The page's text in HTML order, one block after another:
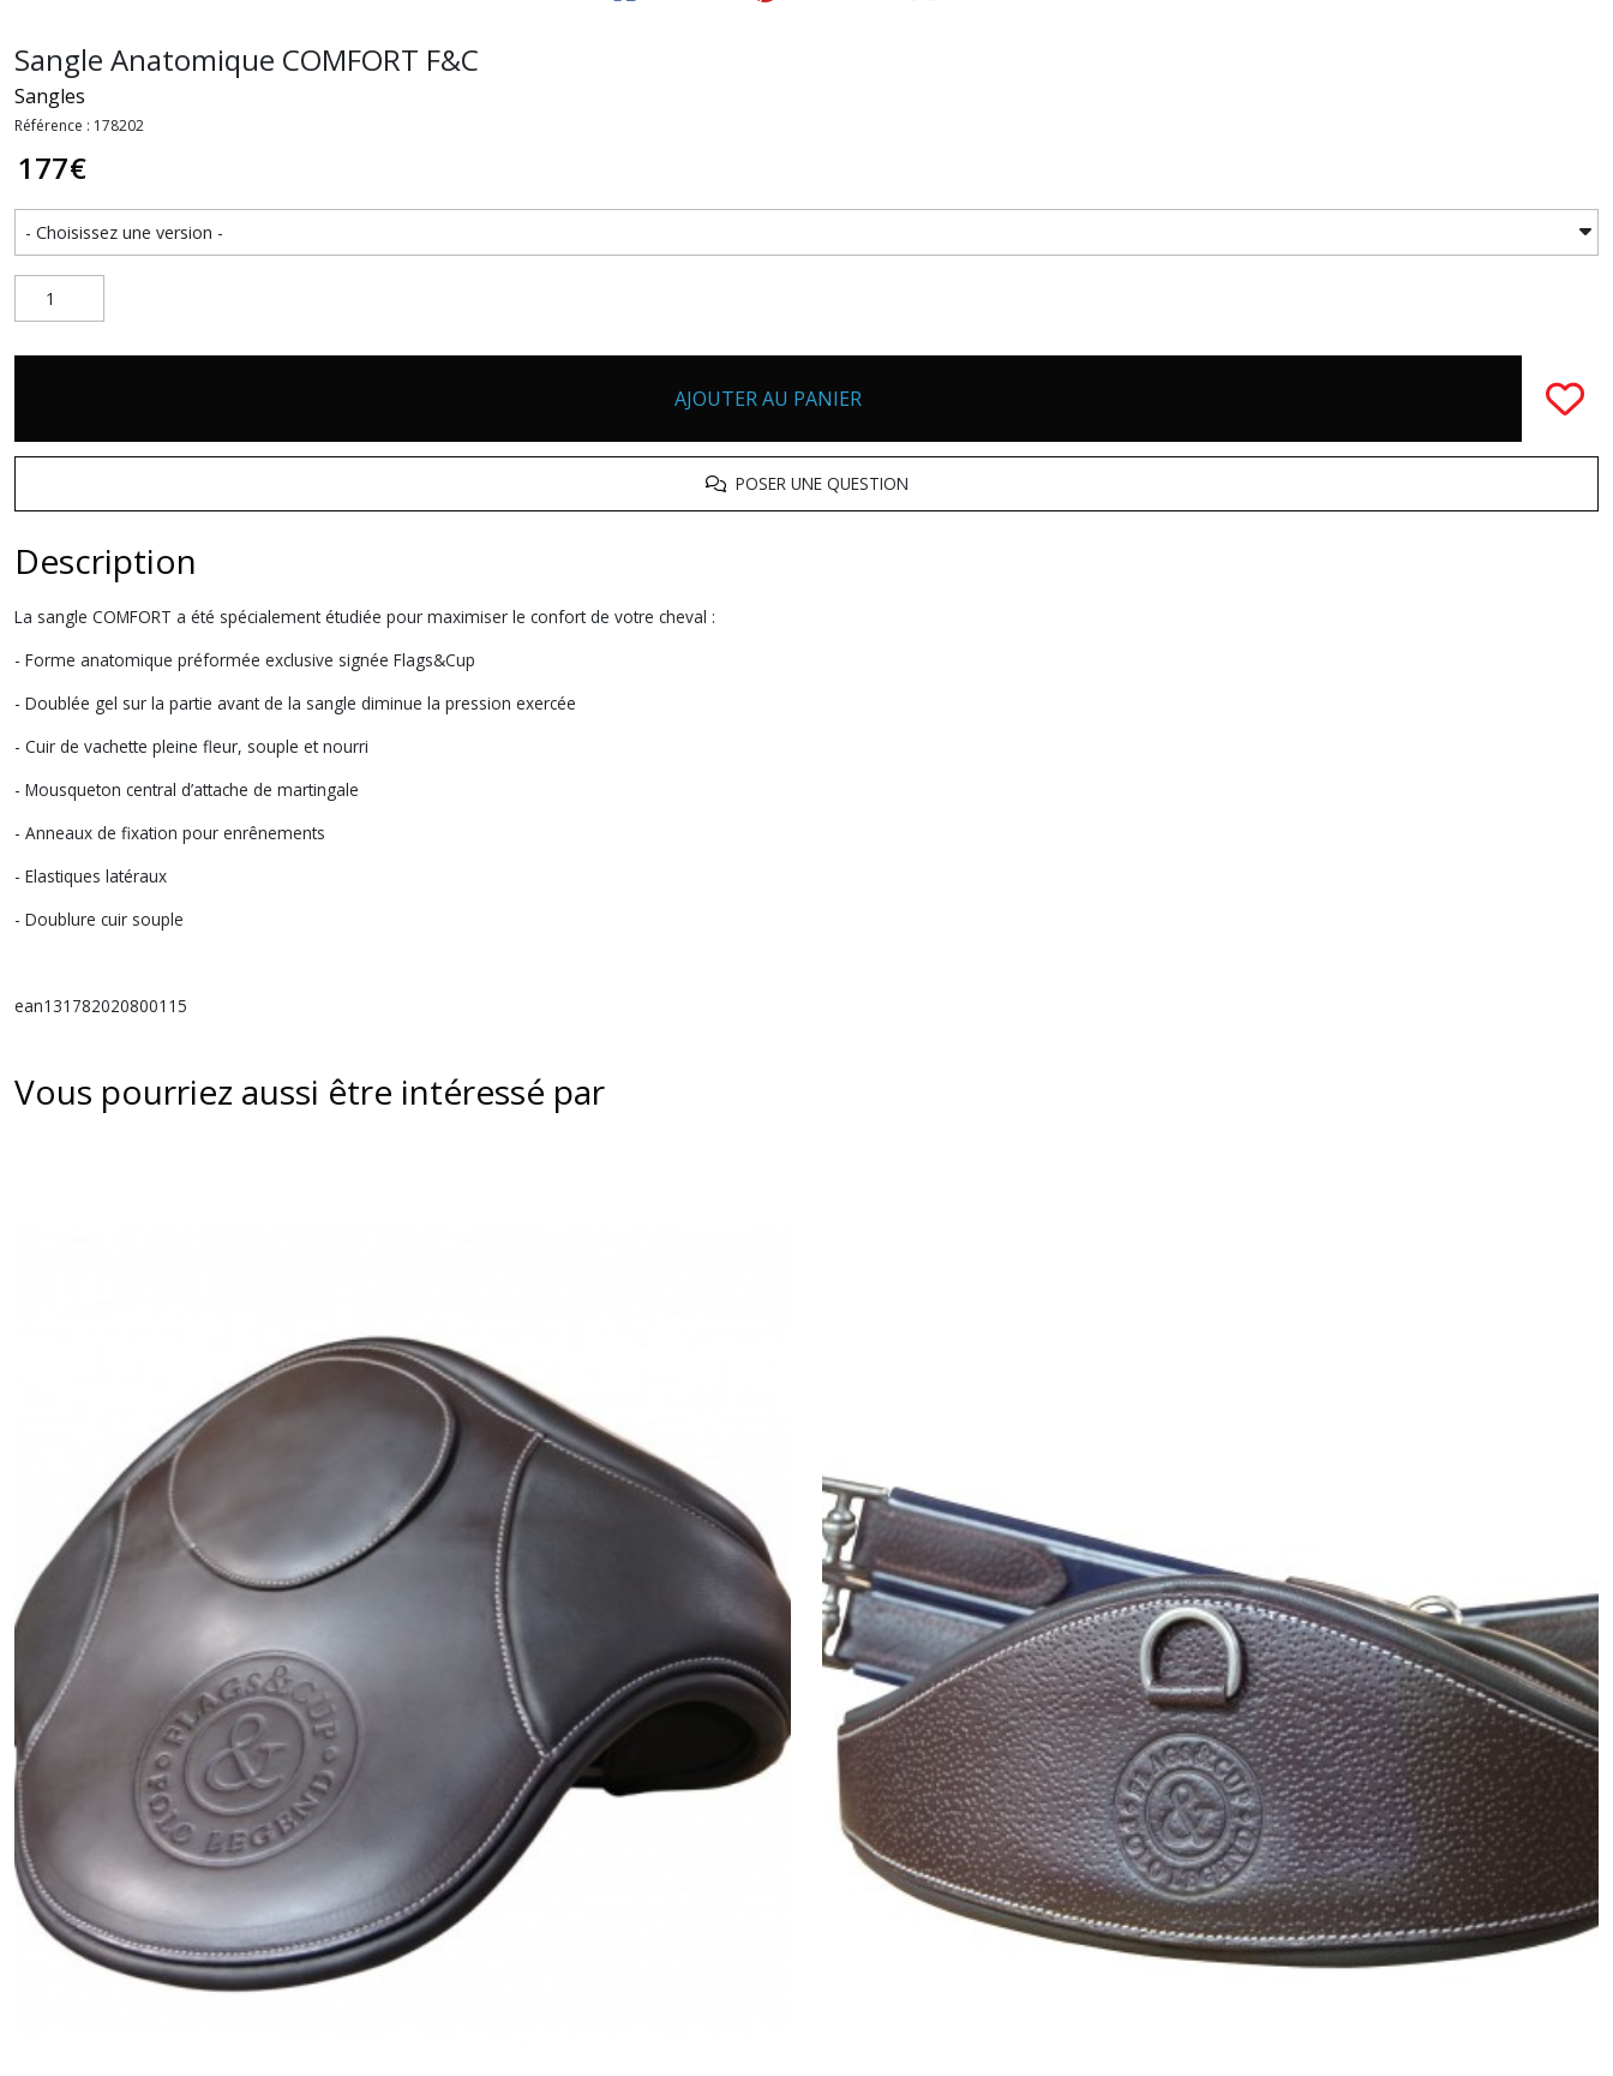
Sangle Anatomique COMFORT F&C
Sangles
Référence : 178202
177€
AJOUTER AU PANIER
POSER UNE QUESTION
Description
La sangle COMFORT a été spécialement étudiée pour maximiser le confort de votre cheval :
- Forme anatomique préformée exclusive signée Flags&Cup
- Doublée gel sur la partie avant de la sangle diminue la pression exercée
- Cuir de vachette pleine fleur, souple et nourri
- Mousqueton central d’attache de martingale
- Anneaux de fixation pour enrênements
- Elastiques latéraux
- Doublure cuir souple
ean131782020800115
Vous pourriez aussi être intéressé par